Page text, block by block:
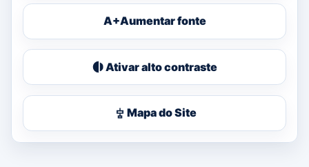
A+Aumentar fonte
Ativar alto contraste
Mapa do Site